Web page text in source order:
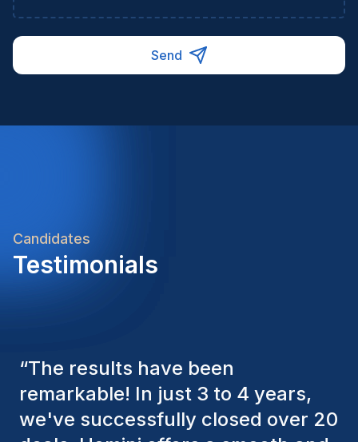
Send
Candidates
Testimonials
“The Homini consultants have
consistently considered various
factors to ensure they present the